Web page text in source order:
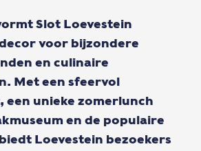
Slot Loevestein
voor bijzondere
en culinaire
Met een sfeervol
een unieke zomerlunch
en de populaire
Loevestein bezoekers